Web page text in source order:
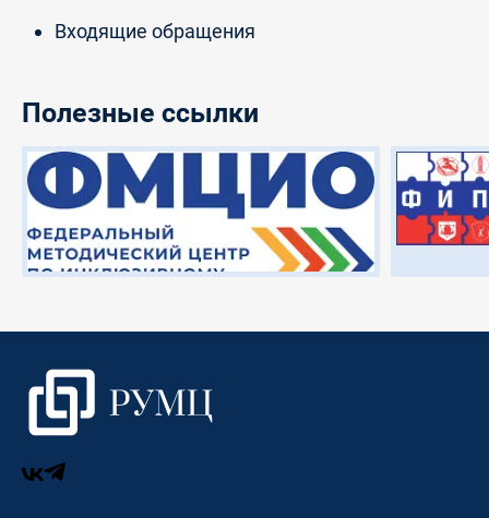
Входящие обращения
Полезные ссылки